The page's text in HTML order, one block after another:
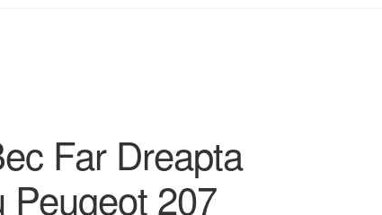
Far Dreapta
Peugeot 207